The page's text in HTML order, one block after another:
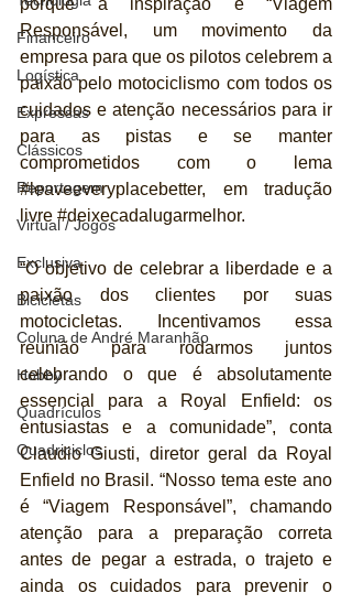
Financeiro
Logística
Expressas
Clássicos
Reportagem
Virtual / Jogos
Exclusiva
Bicicletas
Coluna de André Maranhão
Hobby
Quadrículos
Quadriciclos
porque a inspiração é “Viagem
Responsável, um movimento da
empresa para que os pilotos celebrem a
paixão pelo motociclismo com todos os
cuidados e atenção necessários para ir
para as pistas e se manter
#leaveeveryplacebetter, em tradução
livre #deixecadalugarmelhor.
“O objetivo de celebrar a liberdade e a
paixão dos clientes por suas
motocicletas. Incentivamos essa
reunião para rodarmos juntos
celebrando o que é absolutamente
essencial para a Royal Enfield: os
entusiastas e a comunidade”, conta
Claudio Giusti, diretor geral da Royal
Enfield no Brasil. “Nosso tema este ano
é “Viagem Responsável”, chamando
atenção para a preparação correta
antes de pegar a estrada, o trajeto e
ainda os cuidados para prevenir o